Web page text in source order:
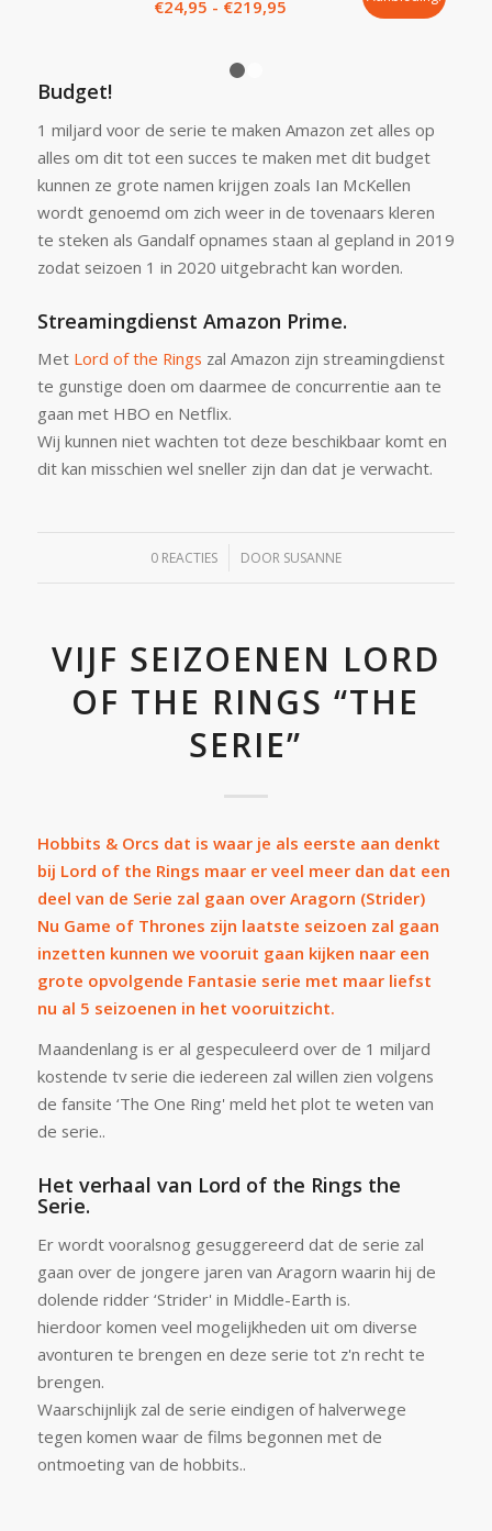
€24,95 - €219,95Prijsklasse:
Budget!
1 miljard voor de serie te maken Amazon zet alles op
alles om dit tot een succes te maken met dit budget
kunnen ze grote namen krijgen zoals Ian McKellen
wordt genoemd om zich weer in de tovenaars kleren
te steken als Gandalf opnames staan al gepland in 2019
zodat seizoen 1 in 2020 uitgebracht kan worden.
Streamingdienst Amazon Prime.
Met Lord of the Rings zal Amazon zijn streamingdienst
te gunstige doen om daarmee de concurrentie aan te
gaan met HBO en Netflix.
Wij kunnen niet wachten tot deze beschikbaar komt en
dit kan misschien wel sneller zijn dan dat je verwacht.
0 REACTIES
/ DOOR SUSANNE
VIJF SEIZOENEN LORD
OF THE RINGS “THE
SERIE”
Hobbits & Orcs dat is waar je als eerste aan denkt
bij Lord of the Rings maar er veel meer dan dat een
deel van de Serie zal gaan over Aragorn (Strider)
Nu Game of Thrones zijn laatste seizoen zal gaan
inzetten kunnen we vooruit gaan kijken naar een
grote opvolgende Fantasie serie met maar liefst
nu al 5 seizoenen in het vooruitzicht.
Maandenlang is er al gespeculeerd over de 1 miljard
kostende tv serie die iedereen zal willen zien volgens
de fansite ‘The One Ring' meld het plot te weten van
de serie..
Het verhaal van Lord of the Rings the
Serie.
Er wordt vooralsnog gesuggereerd dat de serie zal
gaan over de jongere jaren van Aragorn waarin hij de
dolende ridder ‘Strider' in Middle-Earth is.
hierdoor komen veel mogelijkheden uit om diverse
avonturen te brengen en deze serie tot z'n recht te
brengen.
Waarschijnlijk zal de serie eindigen of halverwege
tegen komen waar de films begonnen met de
ontmoeting van de hobbits..